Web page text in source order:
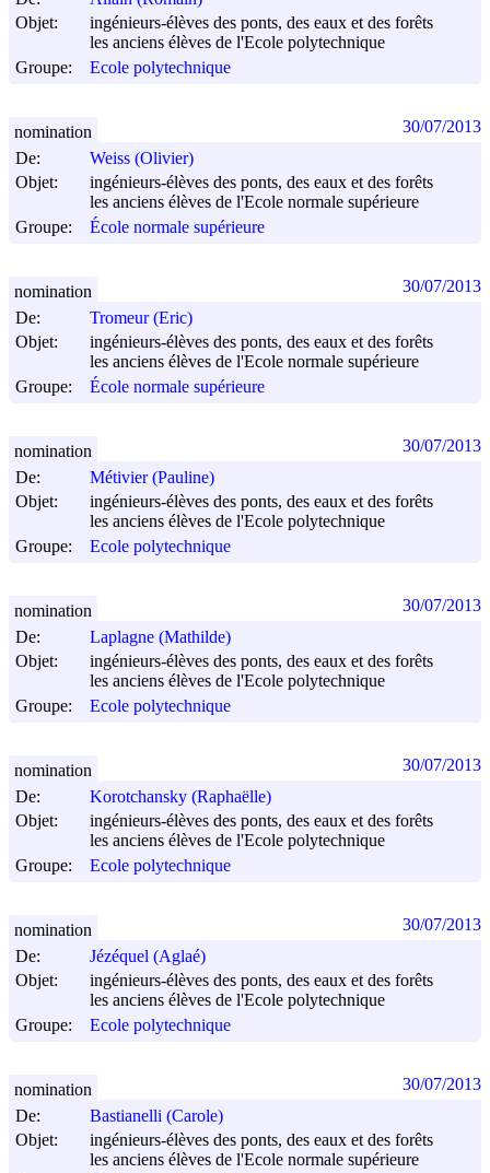
Objet:
ingénieurs-élèves des ponts, des eaux et des forêts
les anciens élèves de l'Ecole polytechnique
Groupe:
Ecole polytechnique
De:
Weiss (Olivier)
Objet:
ingénieurs-élèves des ponts, des eaux et des forêts
les anciens élèves de l'Ecole normale supérieure
Groupe:
École normale supérieure
nomination 30/07/2013
De:
Tromeur (Eric)
Objet:
ingénieurs-élèves des ponts, des eaux et des forêts
les anciens élèves de l'Ecole normale supérieure
Groupe:
École normale supérieure
nomination 30/07/2013
De:
Métivier (Pauline)
Objet:
ingénieurs-élèves des ponts, des eaux et des forêts
les anciens élèves de l'Ecole polytechnique
Groupe:
Ecole polytechnique
nomination 30/07/2013
De:
Laplagne (Mathilde)
Objet:
ingénieurs-élèves des ponts, des eaux et des forêts
les anciens élèves de l'Ecole polytechnique
Groupe:
Ecole polytechnique
nomination 30/07/2013
De:
Korotchansky (Raphaëlle)
Objet:
ingénieurs-élèves des ponts, des eaux et des forêts
les anciens élèves de l'Ecole polytechnique
Groupe:
Ecole polytechnique
nomination 30/07/2013
De:
Jézéquel (Aglaé)
Objet:
ingénieurs-élèves des ponts, des eaux et des forêts
les anciens élèves de l'Ecole polytechnique
Groupe:
Ecole polytechnique
nomination 30/07/2013
De:
Bastianelli (Carole)
Objet:
ingénieurs-élèves des ponts, des eaux et des forêts
les anciens élèves de l'Ecole normale supérieure
nomination 30/07/2013